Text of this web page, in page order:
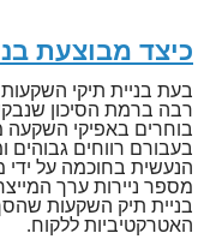
כיצד מבוצעת
בעת בניית תיקי
רבה ברמת הסיכון
בוחרים באפיקי השקעה
בעבורם רווחים גבוהים
הנעשית בחוכמה על ידי
מספר ניירות ערך
בניית תיק השקעות
האטרקטיביות ללקוח.